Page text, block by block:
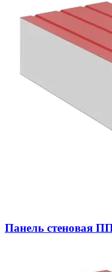
Панель стеновая